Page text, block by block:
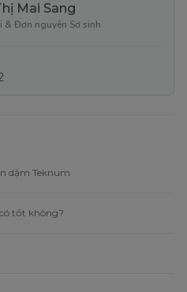
Mai Sang
& Đơn nguyên Sơ sinh
dặm Teknum
tốt không?